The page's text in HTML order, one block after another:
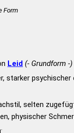
Form
Leid (- Grundform -)
starker psychischer
selten
physischer